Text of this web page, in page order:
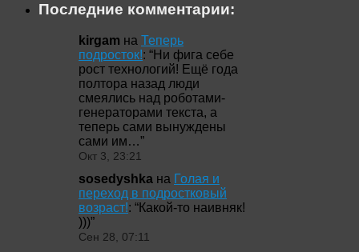
Последние комментарии:
kirgam на Теперь
подросток!: “Ни фига себе
рост технологий! Ещё года
полтора назад люди
смеялись над роботами-
генераторами текста, а
теперь сами вынуждены
сами им…”
Окт 3, 23:21
sosedyshka на Голая и
переход в подростковый
возраст!: “Какой-то наивняк!
)))”
Сен 28, 07:11